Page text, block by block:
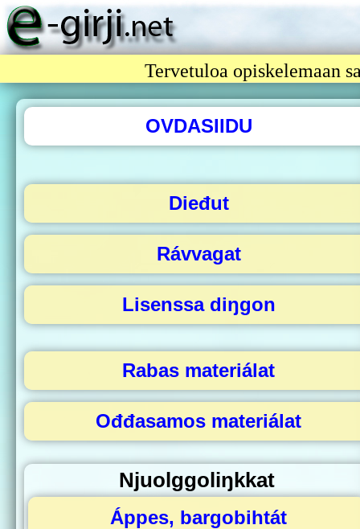
Tervetuloa opiskelemaan
OVDASIIDU
Dieđut
Rávvagat
Lisenssa diŋgon
Rabas materiálat
Ođđasamos materiálat
Njuolggoliŋkkat
Áppes, bargobihtát